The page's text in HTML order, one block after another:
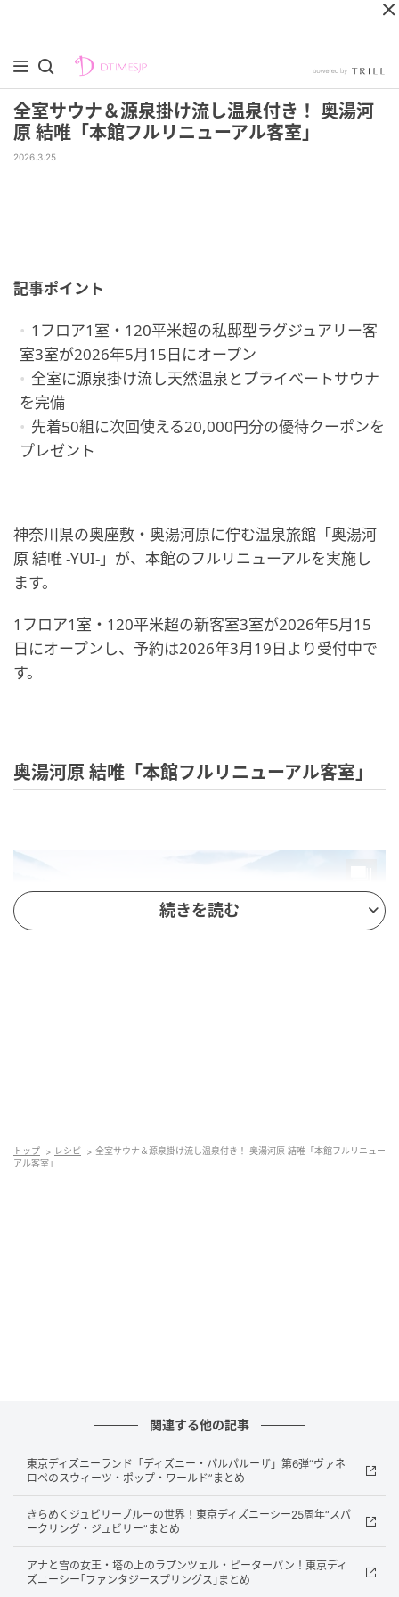
全室サウナ＆源泉掛け流し温泉付き！ 奥湯河
原 結唯「本館フルリニューアル客室」
2026.3.25
記事ポイント
1フロア1室・120平米超の私邸型ラグジュアリー客
室3室が2026年5月15日にオープン
全室に源泉掛け流し天然温泉とプライベートサウナ
を完備
先着50組に次回使える20,000円分の優待クーポンを
プレゼント
神奈川県の奥座敷・奥湯河原に佇む温泉旅館「奥湯河
原 結唯 -YUI-」が、本館のフルリニューアルを実施し
ます。
1フロア1室・120平米超の新客室3室が2026年5月15
日にオープンし、予約は2026年3月19日より受付中で
す。
奥湯河原 結唯「本館フルリニューアル客室」
奥湯河原の豊かな自然に包まれながら、まるで一棟貸
しの別荘のようにくつろげる滞在空間を目指した造り
です。
1フロア1室の贅沢な客室設計
続きを読む
トップ レシピ
全室サウナ＆源泉掛け流し温泉付き！ 奥湯河原 結唯「本館フルリニュー
アル客室」
関連する他の記事
東京ディズニーランド「ディズニー・パルパルーザ」第6弾“ヴァネ
ロペのスウィーツ・ポップ・ワールド”まとめ
きらめくジュビリーブルーの世界！東京ディズニーシー25周年“スパ
ークリング・ジュビリー”まとめ
アナと雪の女王・塔の上のラプンツェル・ピーターパン！東京ディ
ズニーシー｢ファンタジースプリングス｣まとめ